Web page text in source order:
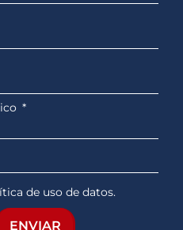
de uso de datos.
ENVIAR